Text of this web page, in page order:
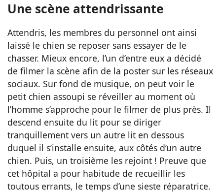
Une scène attendrissante
Attendris, les membres du personnel ont ainsi
laissé le chien se reposer sans essayer de le
chasser. Mieux encore, l’un d’entre eux a décidé
de filmer la scène afin de la poster sur les réseaux
sociaux. Sur fond de musique, on peut voir le
petit chien assoupi se réveiller au moment où
l’homme s’approche pour le filmer de plus près. Il
descend ensuite du lit pour se diriger
tranquillement vers un autre lit en dessous
duquel il s’installe ensuite, aux côtés d’un autre
chien. Puis, un troisième les rejoint ! Preuve que
cet hôpital a pour habitude de recueillir les
toutous errants, le temps d’une sieste réparatrice.